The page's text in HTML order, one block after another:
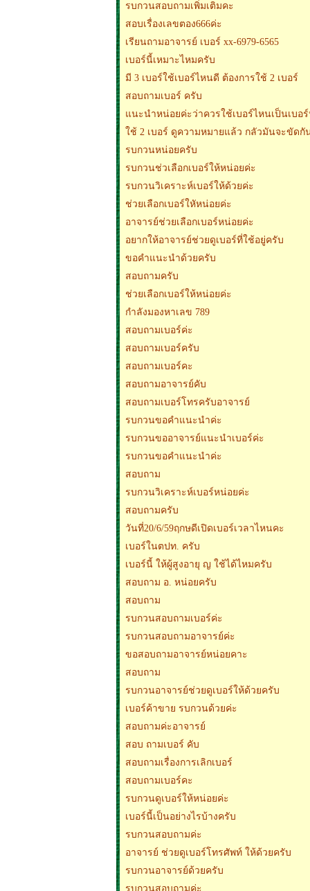
รบกวนสอบถามเพิ่มเติมคะ
สอบเรื่องเลขตอง666ค่ะ
เรียนถามอาจารย์ เบอร์ xx-6979-6565
เบอร์นี้เหมาะไหมครับ
มี 3 เบอร์ใช้เบอร์ไหนดี ต้องการใช้ 2 เบอร์
สอบถามเบอร์ ครับ
แนะนำหน่อยค่ะว่าควรใช้เบอร์ไหนเป็นเบอ
ใช้ 2 เบอร์ ดูความหมายแล้ว กลัวมันจะขัดกั
รบกวนหน่อยครับ
รบกวนช่วเลือกเบอร์ให้หน่อยค่ะ
รบกวนวิเคราะห์เบอร์ให้ด้วยค่ะ
ช่วยเลือกเบอร์ใหัหน่อยค่ะ
อาจารย์ช่วยเลือกเบอร์หน่อยค่ะ
อยากให้อาจารย์ช่วยดูเบอร์ที่ใช้อยู่ครับ
ขอคำแนะนำด้วยครับ
สอบถามครับ
ช่วยเลือกเบอร์ให้หน่อยค่ะ
กำลังมองหาเลข 789
สอบถามเบอร์ค่ะ
สอบถามเบอร์ครับ
สอบถามเบอร์คะ
สอบถามอาจารย์คับ
สอบถามเบอร์โทรครับอาจารย์
รบกวนขอคำแนะนำค่ะ
รบกวนขออาจารย์แนะนำเบอร์ค่ะ
รบกวนขอคำแนะนำค่ะ
สอบถาม
รบกวนวิเคราะห์เบอร์หน่อยค่ะ
สอบถามครับ
วันที่20/6/59ฤกษดีเปิดเบอร์เวลาไหนคะ
เบอร์ในตปท. ครับ
เบอร์นี้ ให้ผู้สูงอายุ ญ ใช้ได้ไหมครับ
สอบถาม อ. หน่อยครับ
สอบถาม
รบกวนสอบถามเบอร์ค่ะ
รบกวนสอบถามอาจารย์ค่ะ
ขอสอบถามอาจารย์หน่อยคาะ
สอบถาม
รบกวนอาจารย์ช่วยดูเบอร์ให้ด้วยครับ
เบอร์ค้าขาย รบกวนด้วยค่ะ
สอบถามค่ะอาจารย์
สอบ ถามเบอร์ คับ
สอบถามเรื่องการเลิกเบอร์
สอบถามเบอร์คะ
รบกวนดูเบอร์ให้หน่อยค่ะ
เบอร์นี้เป็นอย่างไรบ้างครับ
รบกวนสอบถามค่ะ
อาจารย์ ช่วยดูเบอร์โทรศัพท์ ให้ด้วยครับ
รบกวนอาจารย์ด้วยครับ
รบกวนสอบถามค่ะ